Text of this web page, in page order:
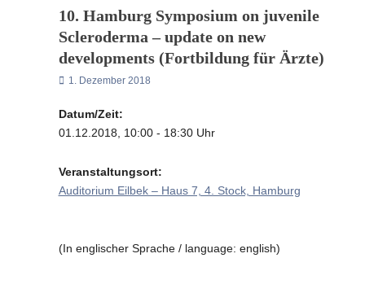
10. Hamburg Symposium on juvenile
Scleroderma – update on new
developments (Fortbildung für Ärzte)
Posted
1. Dezember 2018
Datum/Zeit:
01.12.2018, 10:00 - 18:30 Uhr
Veranstaltungsort:
Auditorium Eilbek – Haus 7, 4. Stock, Hamburg
(In englischer Sprache / language: english)